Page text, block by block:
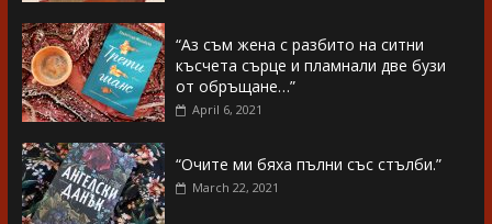
“Аз съм жена с разбито на ситни
късчета сърце и пламнали две бузи
от обръщане…”
April 6, 2021
“Очите ми бяха пълни със стълби.”
March 22, 2021